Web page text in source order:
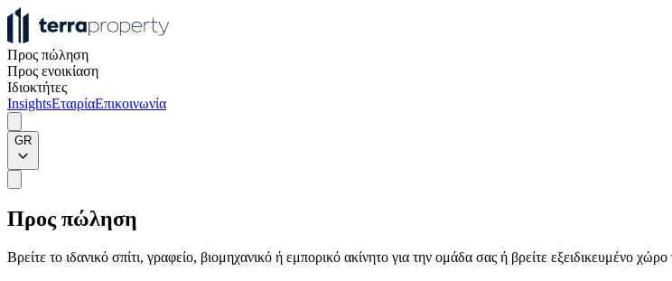
Προς πώληση
Προς ενοικίαση
Ιδιοκτήτες
InsightsΕταιρίαΕπικοινωνία
GR
Προς πώληση
Βρείτε το ιδανικό σπίτι, γραφείο, βιομηχανικό ή εμπορικό ακίνητο για την ομάδα σας ή βρείτε εξειδικευμένο